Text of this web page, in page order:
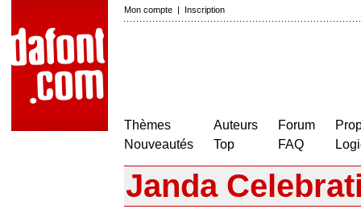
Mon compte | Inscription
Thèmes
Nouveautés
Auteurs
Top
Forum
FAQ
Janda